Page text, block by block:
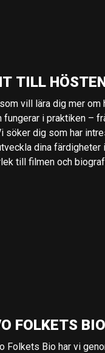
TILL
vill lära dig mer om
i praktiken –
söker dig som har
dina färdigheter
till filmen och
FOLKETS
Folkets Bio har vi